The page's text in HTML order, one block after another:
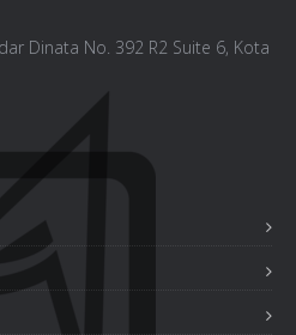
Dinata No. 392 R2 Suite 6, Kota